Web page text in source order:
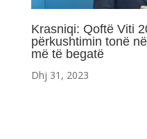
Krasniqi: Qoftë Viti
përkushtimin tonë
më të begatë
Dhj 31, 2023